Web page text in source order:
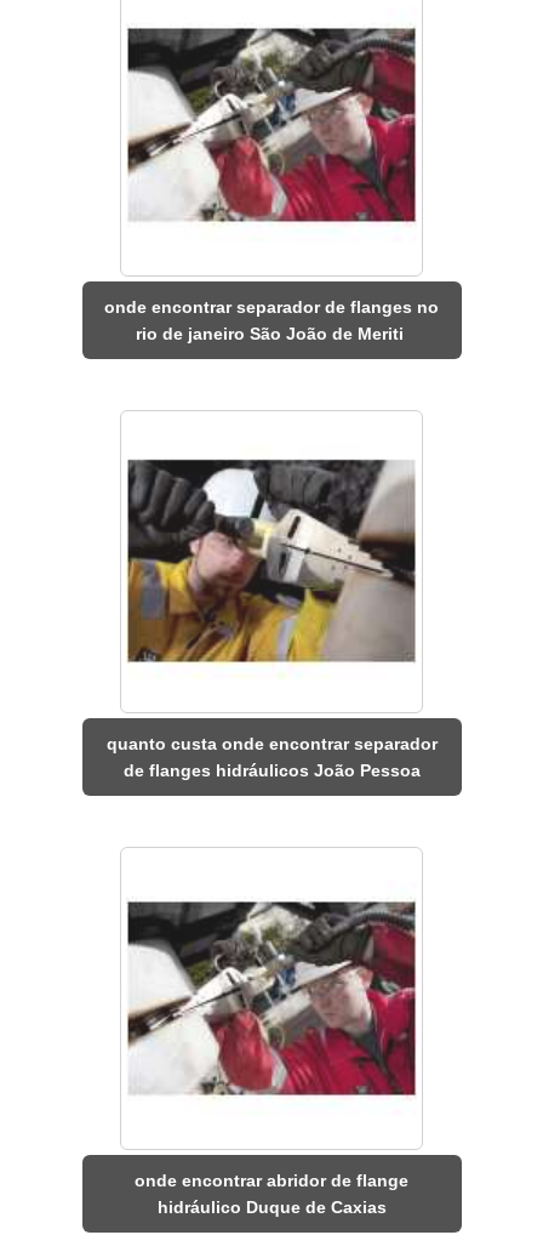
onde encontrar separador de flanges no
rio de janeiro São João de Meriti
quanto custa onde encontrar separador
de flanges hidráulicos João Pessoa
onde encontrar abridor de flange
hidráulico Duque de Caxias